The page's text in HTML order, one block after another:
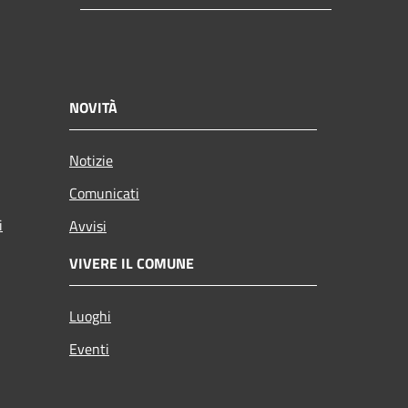
NOVITÀ
Notizie
Comunicati
Avvisi
VIVERE IL COMUNE
Luoghi
Eventi